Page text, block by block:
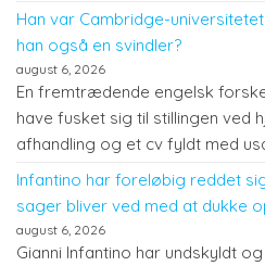
Han var Cambridge-
han også en svindler?
august 6, 2026
En fremtrædende engelsk
have fusket sig til stillingen ved
afhandling og et cv fyldt med
Infantino har foreløbig reddet
sager bliver ved med at dukke
august 6, 2026
Gianni Infantino har undskyldt